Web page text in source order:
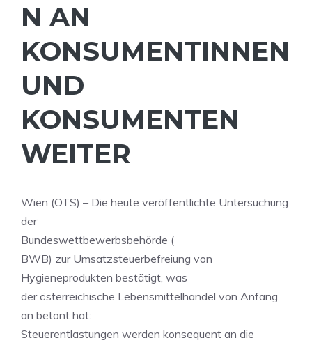
N AN
KONSUMENTINNEN
UND
KONSUMENTEN
WEITER
Wien (OTS) – Die heute veröffentlichte Untersuchung
der
Bundeswettbewerbsbehörde (
BWB) zur Umsatzsteuerbefreiung von
Hygieneprodukten bestätigt, was
der österreichische Lebensmittelhandel von Anfang
an betont hat:
Steuerentlastungen werden konsequent an die